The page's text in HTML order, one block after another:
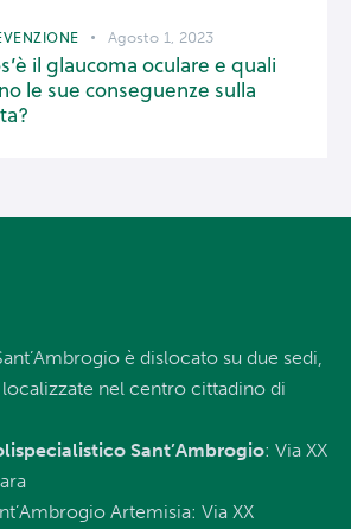
Agosto 1, 2023
il glaucoma oculare e quali
le sue conseguenze sulla
è dislocato su due sedi,
nel centro cittadino di
Sant’Ambrogio: Via XX
Artemisia: Via XX